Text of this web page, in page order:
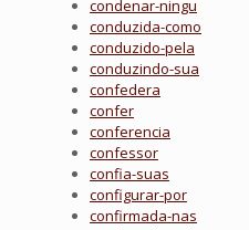
condenar-ningu
conduzida-como
conduzido-pela
conduzindo-sua
confedera
confer
conferencia
confessor
confia-suas
configurar-por
confirmada-nas